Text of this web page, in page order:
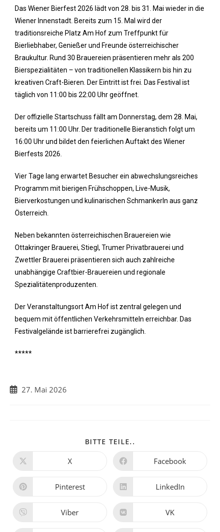
Das Wiener Bierfest 2026 lädt von 28. bis 31. Mai wieder in die
Wiener Innenstadt. Bereits zum 15. Mal wird der
traditionsreiche Platz Am Hof zum Treffpunkt für
Bierliebhaber, Genießer und Freunde österreichischer
Braukultur. Rund 30 Brauereien präsentieren mehr als 200
Bierspezialitäten – von traditionellen Klassikern bis hin zu
kreativen Craft-Bieren. Der Eintritt ist frei. Das Festival ist
täglich von 11:00 bis 22:00 Uhr geöffnet.
Der offizielle Startschuss fällt am Donnerstag, dem 28. Mai,
bereits um 11:00 Uhr. Der traditionelle Bieranstich folgt um
16:00 Uhr und bildet den feierlichen Auftakt des Wiener
Bierfests 2026.
Vier Tage lang erwartet Besucher ein abwechslungsreiches
Programm mit bierigen Frühschoppen, Live-Musik,
Bierverkostungen und kulinarischen Schmankerln aus ganz
Österreich.
Neben bekannten österreichischen Brauereien wie
Ottakringer Brauerei, Stiegl, Trumer Privatbrauerei und
Zwettler Brauerei präsentieren sich auch zahlreiche
unabhängige Craftbier-Brauereien und regionale
Spezialitätenproduzenten.
Der Veranstaltungsort Am Hof ist zentral gelegen und
bequem mit öffentlichen Verkehrsmitteln erreichbar. Das
Festivalgelände ist barrierefrei zugänglich.
*****
27. Mai 2026
BITTE TEILE..
X Facebook
Pinterest LinkedIn
Viber VK